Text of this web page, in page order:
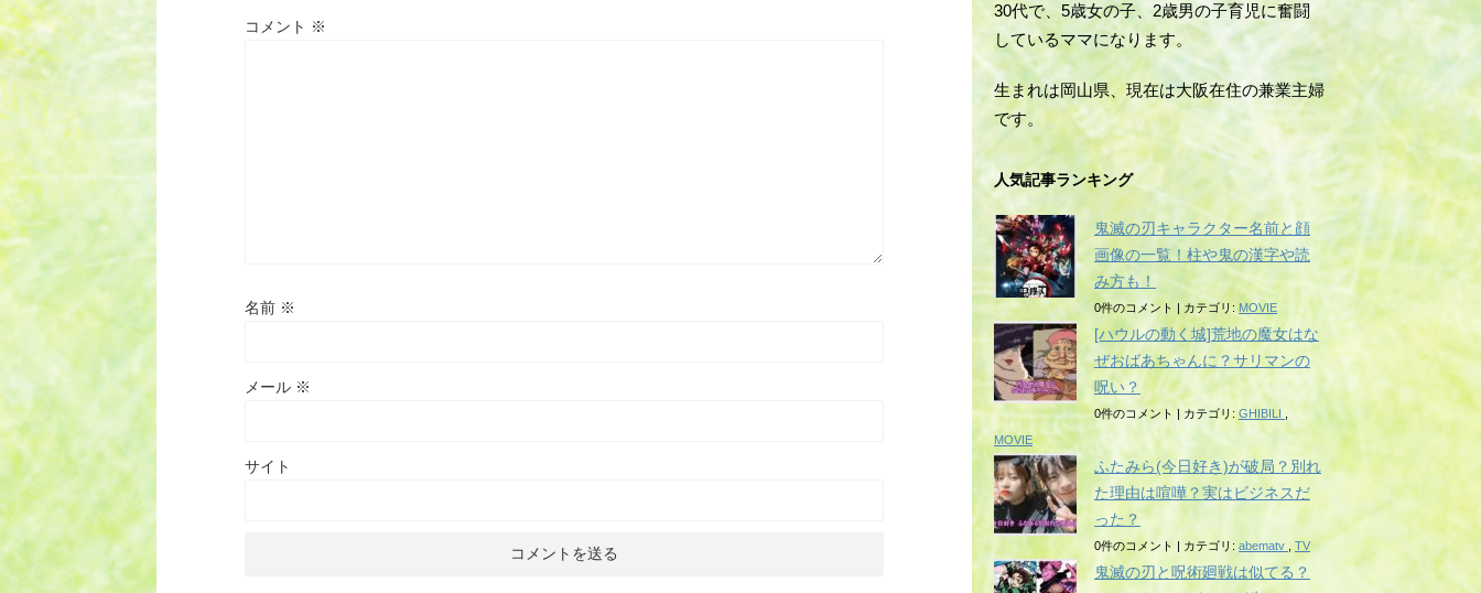
コメント ※
名前 ※
メール ※
サイト
30代で、5歳女の子、2歳男の子育児に奮闘
しているママになります。
生まれは岡山県、現在は大阪在住の兼業主婦
です。
人気記事ランキング
鬼滅の刃キャラクター名前と顔
画像の一覧！柱や鬼の漢字や読
み方も！
0件のコメント |カテゴリ: MOVIE
[ハウルの動く城]荒地の魔女はな
ぜおばあちゃんに？サリマンの
呪い？
0件のコメント| カテゴリ:GHIBILI
MOVIE
ふたみら(今日好き)が破局？別れ
た理由は喧嘩？実はビジネスだ
った？
0件のコメント | カテゴリ: abematv TV
鬼滅の刃と呪術廻戦は似てる？